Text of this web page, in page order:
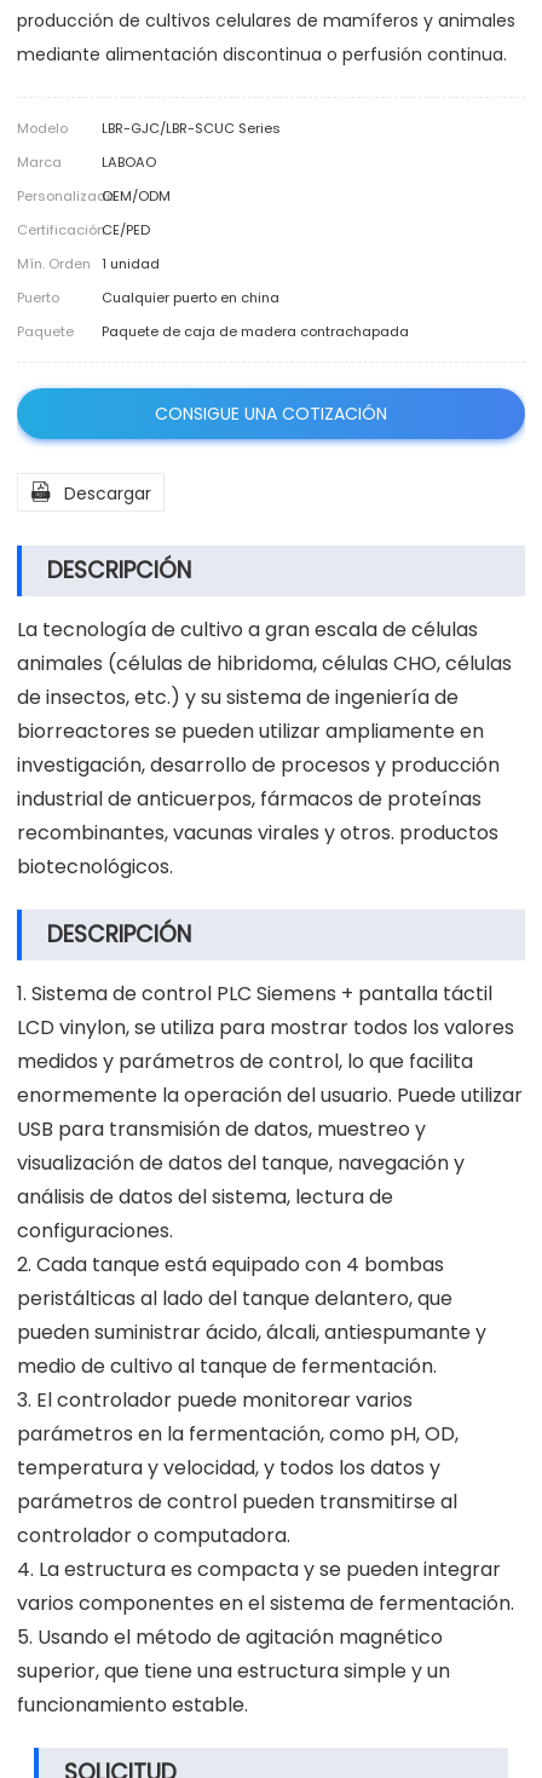
producción de cultivos celulares de mamíferos y animales
mediante alimentación discontinua o perfusión continua.
Modelo
LBR-GJC/LBR-SCUC Series
Marca
LABOAO
PersonalizadoOEM/ODM
CertificaciónCE/PED
Mín. Orden
1 unidad
Puerto
Cualquier puerto en china
Paquete
Paquete de caja de madera contrachapada
CONSIGUE UNA COTIZACIÓN
 Descargar
DESCRIPCIÓN
La tecnología de cultivo a gran escala de células
animales (células de hibridoma, células CHO, células
de insectos, etc.) y su sistema de ingeniería de
biorreactores se pueden utilizar ampliamente en
investigación, desarrollo de procesos y producción
industrial de anticuerpos, fármacos de proteínas
recombinantes, vacunas virales y otros. productos
biotecnológicos.
DESCRIPCIÓN
1. Sistema de control PLC Siemens + pantalla táctil
LCD vinylon, se utiliza para mostrar todos los valores
medidos y parámetros de control, lo que facilita
enormemente la operación del usuario. Puede utilizar
USB para transmisión de datos, muestreo y
visualización de datos del tanque, navegación y
análisis de datos del sistema, lectura de
configuraciones.
2. Cada tanque está equipado con 4 bombas
peristálticas al lado del tanque delantero, que
pueden suministrar ácido, álcali, antiespumante y
medio de cultivo al tanque de fermentación.
3. El controlador puede monitorear varios
parámetros en la fermentación, como pH, OD,
temperatura y velocidad, y todos los datos y
parámetros de control pueden transmitirse al
controlador o computadora.
4. La estructura es compacta y se pueden integrar
varios componentes en el sistema de fermentación.
5. Usando el método de agitación magnético
superior, que tiene una estructura simple y un
funcionamiento estable.